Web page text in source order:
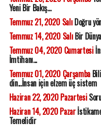
Yeni Bir Bakış...
Temmuz 21, 2020 SalıDoğru
Temmuz 14, 2020 SalıBir
Temmuz 04, 2020 Cumartesi
İmtihanı...
Temmuz 01, 2020 Çarşamba
din...İnsan için elzem üç sistem
Haziran 22, 2020 Pazartesi
Haziran 14, 2020 Pazar
Temelidir